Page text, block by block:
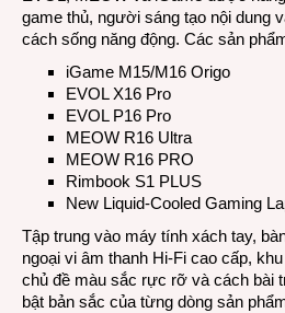
game thủ, người sáng tạo nội dung
cách sống năng động. Các sản
iGame M15/M16 Origo
EVOL X16 Pro
EVOL P16 Pro
MEOW R16 Ultra
MEOW R16 PRO
Rimbook S1 PLUS
New Liquid-Cooled Gaming
Tập trung vào máy tính xách tay,
ngoại vi âm thanh Hi-Fi cao cấp,
chủ đề màu sắc rực rỡ và cách bài
bật bản sắc của từng dòng sản